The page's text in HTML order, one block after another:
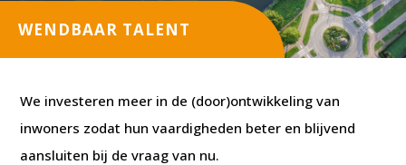
WENDBAAR TALENT
We investeren meer in de (door)ontwikkeling van
inwoners zodat hun vaardigheden beter en blijvend
aansluiten bij de vraag van nu.